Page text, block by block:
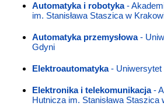
Automatyka i robotyka-
im. Stanisława Staszica w
Automatyka przemysłowa-
Gdyni
Elektroautomatyka- Uniwersytet
Elektronika i telekomunikacja-
Hutnicza im. Stanisława Staszica